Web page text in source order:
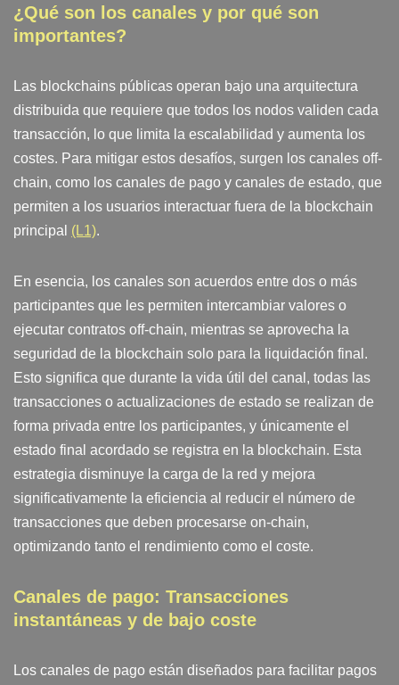
¿Qué son los canales y por qué son
importantes?
Las blockchains públicas operan bajo una arquitectura
distribuida que requiere que todos los nodos validen cada
transacción, lo que limita la escalabilidad y aumenta los
costes. Para mitigar estos desafíos, surgen los canales off-
chain, como los canales de pago y canales de estado, que
permiten a los usuarios interactuar fuera de la blockchain
principal (L1).
En esencia, los canales son acuerdos entre dos o más
participantes que les permiten intercambiar valores o
ejecutar contratos off-chain, mientras se aprovecha la
seguridad de la blockchain solo para la liquidación final.
Esto significa que durante la vida útil del canal, todas las
transacciones o actualizaciones de estado se realizan de
forma privada entre los participantes, y únicamente el
estado final acordado se registra en la blockchain. Esta
estrategia disminuye la carga de la red y mejora
significativamente la eficiencia al reducir el número de
transacciones que deben procesarse on-chain,
optimizando tanto el rendimiento como el coste.
Canales de pago: Transacciones
instantáneas y de bajo coste
Los canales de pago están diseñados para facilitar pagos